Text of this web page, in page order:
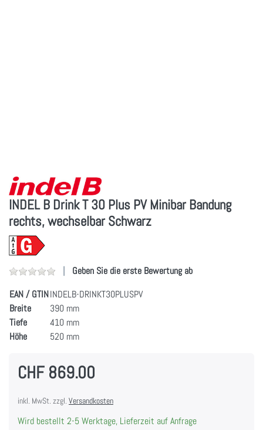
INDEL B Drink T 30 Plus PV Minibar Bandung
rechts, wechselbar Schwarz
Geben Sie die erste Bewertung ab
EAN / GTININDELB-DRINKT30PLUSPV
Breite
390 mm
Tiefe
410 mm
Höhe
520 mm
CHF 869.00
inkl. MwSt. zzgl. Versandkosten
Wird bestellt 2-5 Werktage, Lieferzeit auf Anfrage